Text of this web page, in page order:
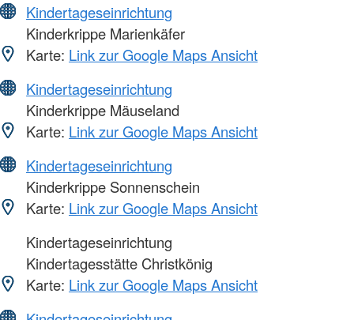
Kindertageseinrichtung
Kinderkrippe Marienkäfer
Karte: Link zur Google Maps Ansicht
Kindertageseinrichtung
Kinderkrippe Mäuseland
Karte: Link zur Google Maps Ansicht
Kindertageseinrichtung
Kinderkrippe Sonnenschein
Karte: Link zur Google Maps Ansicht
Kindertageseinrichtung
Kindertagesstätte Christkönig
Karte: Link zur Google Maps Ansicht